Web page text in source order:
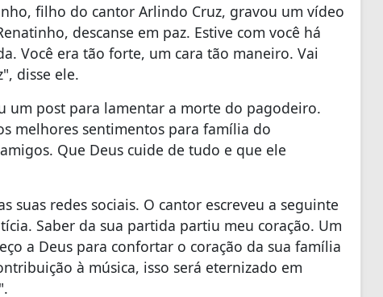
filho do cantor Arlindo Cruz, gravou um vídeo
descanse em paz. Estive com você há
Você era tão forte, um cara tão maneiro. Vai
disse ele.
um post para lamentar a morte do pagodeiro.
melhores sentimentos para família do
Que Deus cuide de tudo e que ele
suas redes sociais. O cantor escreveu a seguinte
Saber da sua partida partiu meu coração. Um
a Deus para confortar o coração da sua família
à música, isso será eternizado em